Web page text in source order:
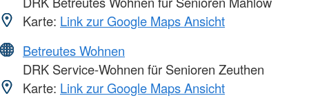
Karte: Link zur Google Maps Ansicht
Betreutes Wohnen
DRK Service-Wohnen für Senioren Zeuthen
Karte: Link zur Google Maps Ansicht